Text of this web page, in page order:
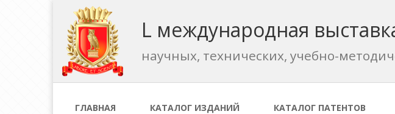
L международная
научных, технических, учебно-
ГЛАВНАЯ КАТАЛОГ ИЗДАНИЙ КАТАЛОГ ПАТЕНТОВ